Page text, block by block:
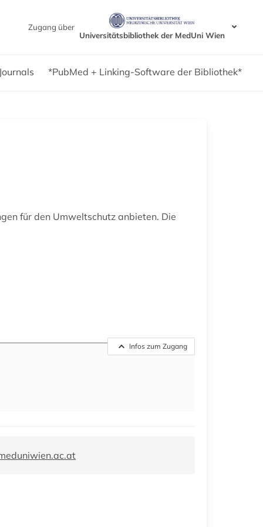
Zugang über
Universitätsbibliothek der MedUni Wien
*PubMed + Linking-Software der Bibliothek*
für den Umweltschutz anbieten. Die
Infos zum Zugang